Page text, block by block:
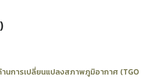
นการเปลี่ยนแปลงสภาพภูมิอากาศ (TGO